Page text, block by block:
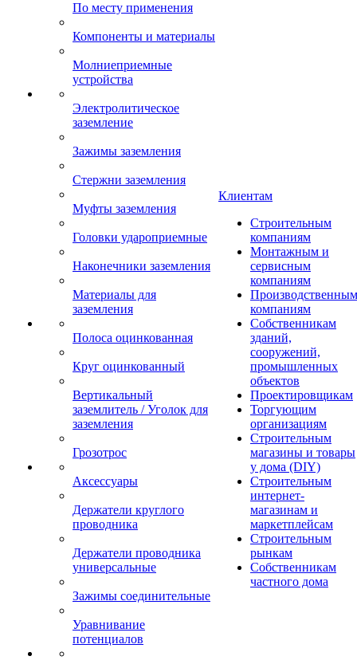
По месту применения
Компоненты и материалы
Молниеприемные
устройства
Электролитическое
заземление
Зажимы заземления
Стержни заземления
Муфты заземления
Головки удароприемные
Наконечники заземления
Материалы для
заземления
Полоса оцинкованная
Круг оцинкованный
Вертикальный
заземлитель / Уголок для
заземления
Грозотрос
Аксессуары
Держатели круглого
проводника
Держатели проводника
универсальные
Зажимы соединительные
Уравнивание
потенциалов
Клиентам
Строительным
компаниям
Монтажным и
сервисным
компаниям
Производственным
компаниям
Собственникам
зданий,
сооружений,
промышленных
объектов
Проектировщикам
Торгующим
организациям
Строительным
магазины и товары
у дома (DIY)
Строительным
интернет-
магазинам и
маркетплейсам
Строительным
рынкам
Собственникам
частного дома